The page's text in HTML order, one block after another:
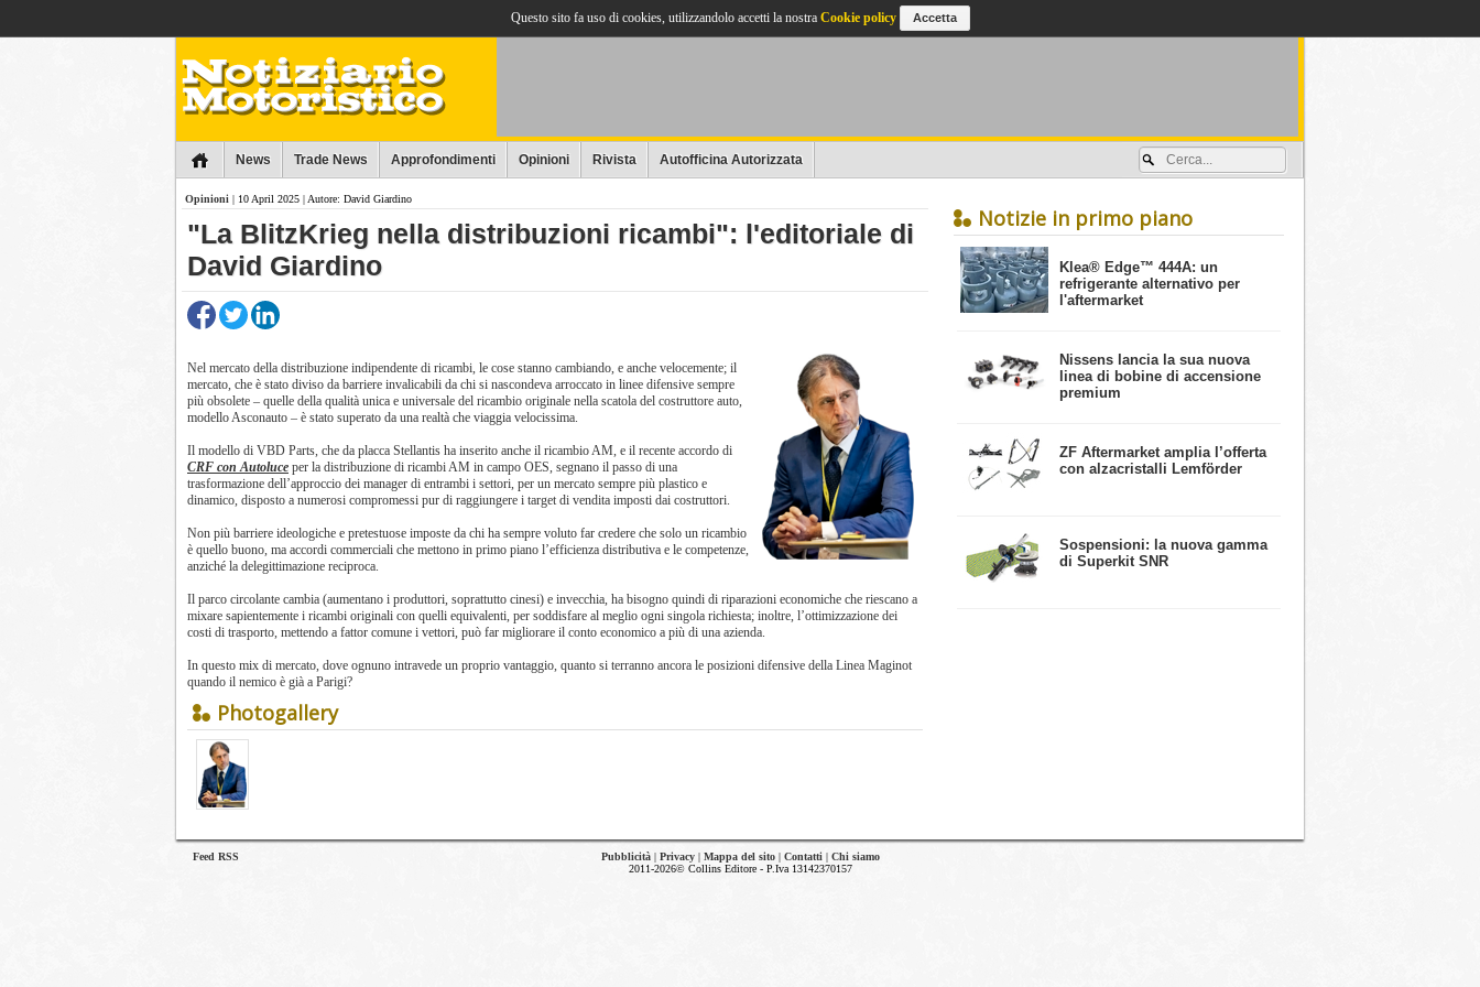
News Trade News Approfondimenti Opinioni Rivista Autofficina Autorizzata
Notizie in primo piano
​Klea® Edge™ 444A: un
refrigerante alternativo per
l'aftermarket
Nissens lancia la sua nuova
linea di bobine di accensione
premium
ZF Aftermarket amplia l’offerta
con alzacristalli Lemförder
​Sospensioni: la nuova gamma
di Superkit SNR
Opinioni | 10 April 2025 | Autore: David Giardino
"La BlitzKrieg nella distribuzioni ricambi": l'editoriale di
David Giardino
Nel mercato della distribuzione indipendente di ricambi, le cose stanno cambiando, e anche velocemente; il
mercato, che è stato diviso da barriere invalicabili da chi si nascondeva arroccato in linee difensive sempre
più obsolete – quelle della qualità unica e universale del ricambio originale nella scatola del costruttore auto,
modello Asconauto – è stato superato da una realtà che viaggia velocissima.
Il modello di VBD Parts, che da placca Stellantis ha inserito anche il ricambio AM, e il recente accordo di
CRF con Autoluce per la distribuzione di ricambi AM in campo OES, segnano il passo di una
trasformazione dell’approccio dei manager di entrambi i settori, per un mercato sempre più plastico e
dinamico, disposto a numerosi compromessi pur di raggiungere i target di vendita imposti dai costruttori.
Non più barriere ideologiche e pretestuose imposte da chi ha sempre voluto far credere che solo un ricambio
è quello buono, ma accordi commerciali che mettono in primo piano l’efficienza distributiva e le competenze,
anziché la delegittimazione reciproca.
Il parco circolante cambia (aumentano i produttori, soprattutto cinesi) e invecchia, ha bisogno quindi di riparazioni economiche che riescano a
mixare sapientemente i ricambi originali con quelli equivalenti, per soddisfare al meglio ogni singola richiesta; inoltre, l’ottimizzazione dei
costi di trasporto, mettendo a fattor comune i vettori, può far migliorare il conto economico a più di una azienda.
In questo mix di mercato, dove ognuno intravede un proprio vantaggio, quanto si terranno ancora le posizioni difensive della Linea Maginot
quando il nemico è già a Parigi?
Photogallery
Feed RSS Pubblicità| Privacy| Mappa del sito| Contatti| Chi siamo
2011-2026© Collins Editore - P.Iva 13142370157
Questo sito fa uso di cookies, utilizzandolo accetti la nostra Cookie policy Accetta